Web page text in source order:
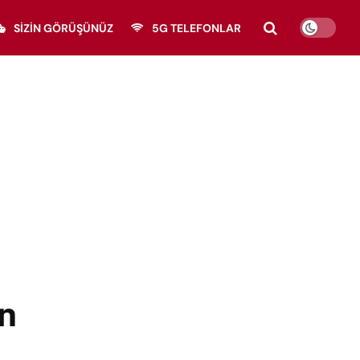
SIZIN GÖRÜŞÜNÜZ 5G TELEFONLAR